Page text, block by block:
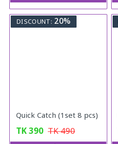
DISCOUNT: 20%
Quick Catch (1set 8 pcs)
TK390 TK490